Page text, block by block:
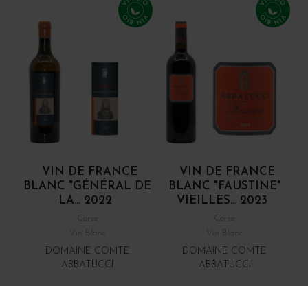
VIN DE FRANCE
BLANC "GÉNÉRAL DE
LA... 2022
DOMAINE COMTE
ABBATUCCI
VIN DE FRANCE
BLANC "FAUSTINE"
VIEILLES... 2023
DOMAINE COMTE
ABBATUCCI